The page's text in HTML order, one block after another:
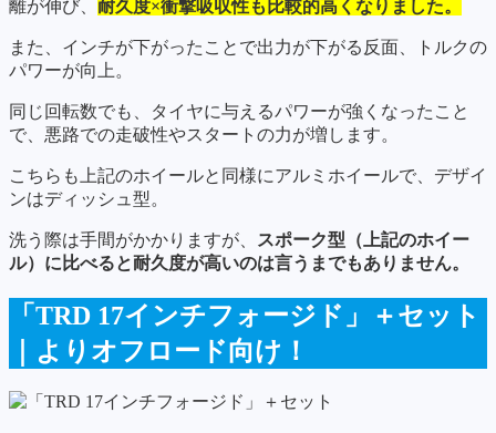
離が伸び、 耐久度×衝撃吸収性も比較的高くなりました。
また、インチが下がったことで出力が下がる反面、トルクの
パワーが向上。
同じ回転数でも、タイヤに与えるパワーが強くなったこと
で、悪路での走破性やスタートの力が増します。
こちらも上記のホイールと同様にアルミホイールで、デザイ
ンはディッシュ型。
洗う際は手間がかかりますが、 スポーク型（上記のホイー
ル）に比べると耐久度が高いのは言うまでもありません。
「TRD 17インチフォージド」＋セット
｜よりオフロード向け！